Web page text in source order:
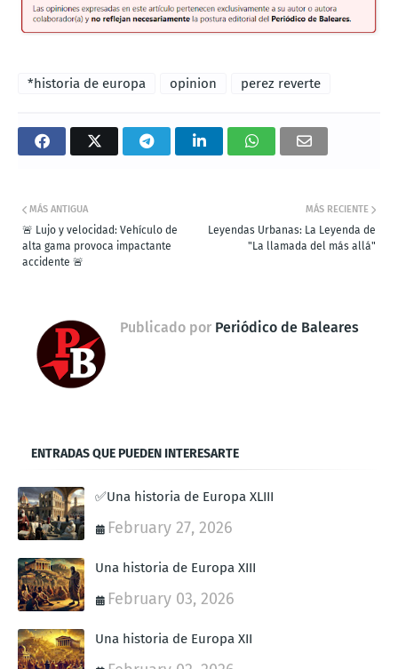
*historia de europa opinion perez reverte
MÁS RECIENTE
Leyendas Urbanas: La Leyenda de
"La llamada del más allá"
MÁS ANTIGUA
🚨 Lujo y velocidad: Vehículo de
alta gama provoca impactante
accidente 🚨
Publicado por Periódico de Baleares
ENTRADAS QUE PUEDEN INTERESARTE
✅Una historia de Europa XLIII
February 27, 2026
Una historia de Europa XIII
February 03, 2026
Una historia de Europa XII